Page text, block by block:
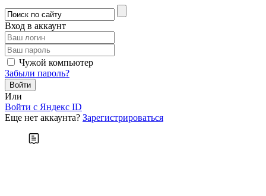
Вход в аккаунт
Чужой компьютер
Забыли пароль?
Или
Войти c Яндекс ID
Еще нет аккаунта? Зарегистрироваться